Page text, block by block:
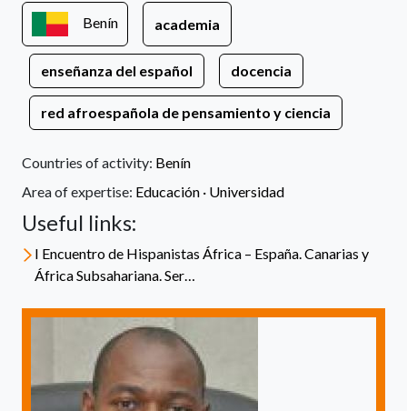
Benín academia
enseñanza del español docencia
red afroespañola de pensamiento y ciencia
Countries of activity: Benín
Area of expertise: Educación · Universidad
Useful links:
I Encuentro de Hispanistas África – España. Canarias y
África Subsahariana. Ser…